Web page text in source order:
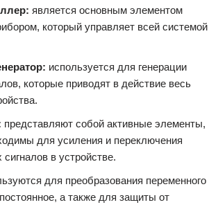
является основным элементом
который управляет всей системой
используется для генерации
которые приводят в действие весь
представляют собой активные элементы,
для усиления и переключения
сигналов в устройстве.
для преобразования переменного
а также для защиты от